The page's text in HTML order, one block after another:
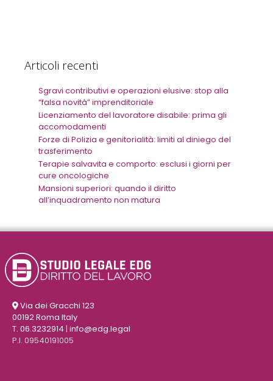
Articoli recenti
Sgravi contributivi e operazioni elusive: stop alla
“falsa novità” imprenditoriale
Licenziamento del lavoratore disabile: prima gli
accomodamenti
Forze di Polizia e genitorialità: limiti al diniego del
trasferimento
Terapie salvavita e comporto: esclusi i giorni per
cure oncologiche
Mansioni superiori: quando il diritto
all’inquadramento non matura
Via dei Gracchi 123
00192 Roma Italy
T. 06.3232914 | info@edg.legal
P.I. 09540191005